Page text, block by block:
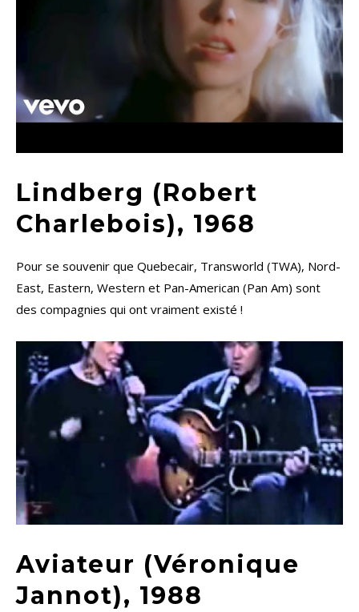
Lindberg (Robert
Charlebois), 1968
Pour se souvenir que Quebecair, Transworld (TWA), Nord-
East, Eastern, Western et Pan-American (Pan Am) sont
des compagnies qui ont vraiment existé !
Aviateur (Véronique
Jannot), 1988